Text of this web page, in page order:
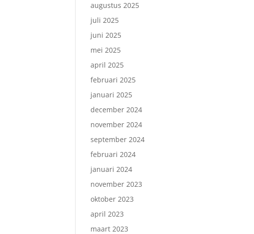
augustus 2025
juli 2025
juni 2025
mei 2025
april 2025
februari 2025
januari 2025
december 2024
november 2024
september 2024
februari 2024
januari 2024
november 2023
oktober 2023
april 2023
maart 2023